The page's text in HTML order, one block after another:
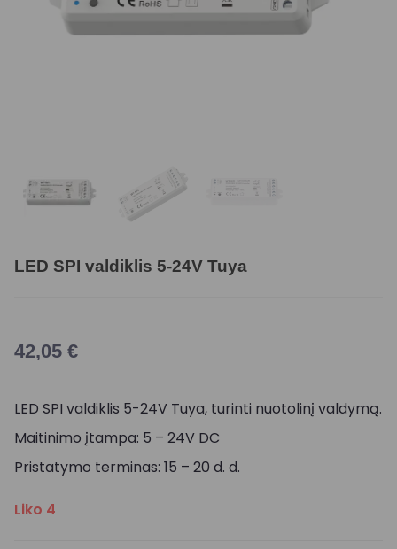
LED SPI valdiklis 5-24V Tuya
42,05 €
LED SPI valdiklis 5-24V Tuya, turinti nuotolinį valdymą.
Maitinimo įtampa: 5 – 24V DC
Pristatymo terminas: 15 – 20 d. d.
Liko 4